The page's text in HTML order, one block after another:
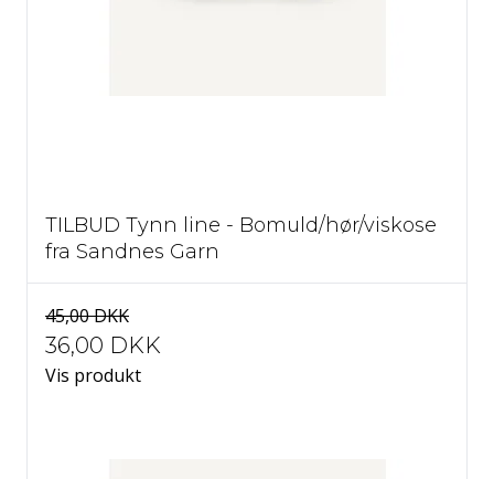
58 Chinois grøn
59 Chili
62 Flint
TILBUD Tynn line - Bomuld/hør/viskose
fra Sandnes Garn
45,00 DKK
36,00 DKK
Vis produkt